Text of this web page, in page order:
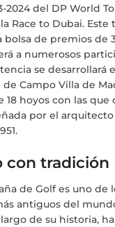
2024 del DP World
Race to Dubai. Este
bolsa de premios de
a numerosos
se desarrollará
de Campo Villa de
18 hoyos con las que
por el arquitecto
con tradición
de Golf es uno de
antiguos del
largo de su historia,